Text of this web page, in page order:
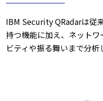
IBM Security QRadarは従
持つ機能に加え、ネット
ビティや振る舞いまで分析